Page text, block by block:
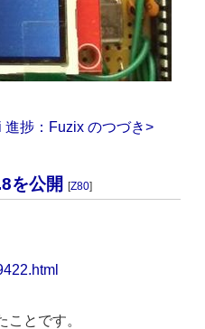
進捗：Fuzix のつづき>
を公開 [Z80]
とです。